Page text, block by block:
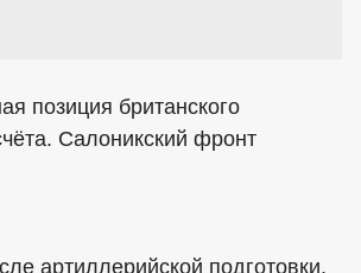
позиция британского
Салоникский фронт
артиллерийской подготовки,